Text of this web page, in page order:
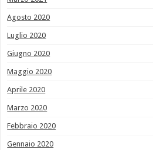
Agosto 2020
Luglio 2020
Giugno 2020
Maggio 2020
Aprile 2020
Marzo 2020
Febbraio 2020
Gennaio 2020